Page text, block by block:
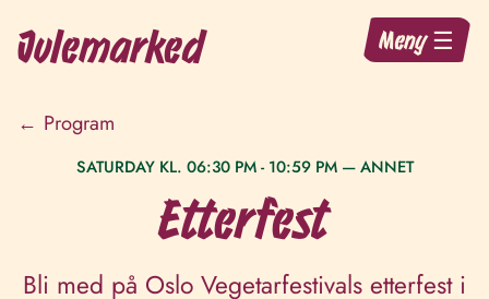
Julemarked Meny ☰
← Program
SATURDAY KL. 06:30 PM - 10:59 PM —ANNET
Etterfest
Bli med på Oslo Vegetarfestivals etterfest i